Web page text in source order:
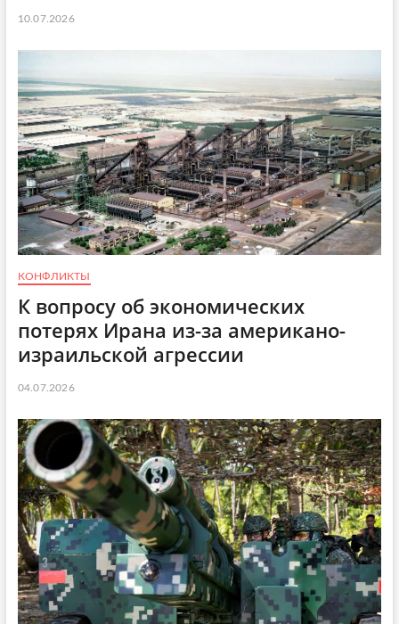
10.07.2026
КОНФЛИКТЫ
К вопросу об экономических
потерях Ирана из-за американо-
израильской агрессии
04.07.2026